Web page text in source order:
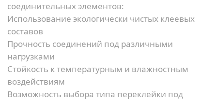
соединительных элементов:
Использование экологически чистых клеевых
составов
Прочность соединений под различными
нагрузками
Стойкость к температурным и влажностным
воздействиям
Возможность выбора типа переклейки под